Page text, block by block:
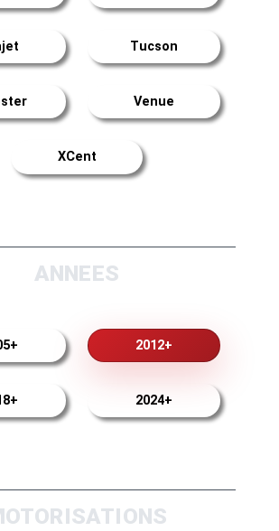
Tucson
Venue
XCent
ANNEES
2012+
2024+